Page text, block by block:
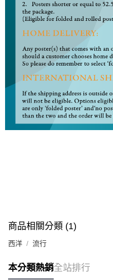
商品相關分類 (1)
西洋 流行
本分類熱銷全站排行